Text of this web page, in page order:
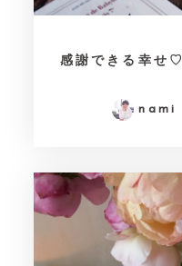
感謝できる幸せ♡
nami